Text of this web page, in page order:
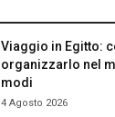
Viaggio in Egitto:
organizzarlo nel
modi
4 Agosto 2026